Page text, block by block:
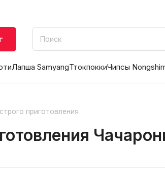
Лапша SamyangТтокпоккиЧипсы
приготовления